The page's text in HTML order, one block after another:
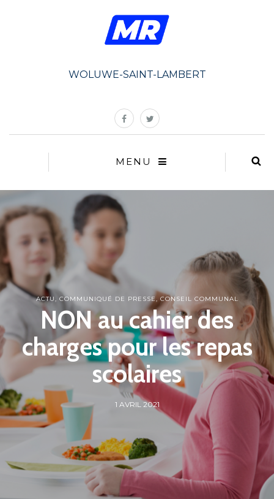
WOLUWE-SAINT-LAMBERT
MENU
ACTU, COMMUNIQUÉ DE PRESSE,CONSEIL COMMUNAL
NON au cahier des
charges pour les repas
scolaires
1 AVRIL 2021